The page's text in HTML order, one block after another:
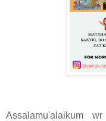
Assalamu'alaikum